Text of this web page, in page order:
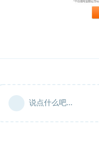
说点什么吧...